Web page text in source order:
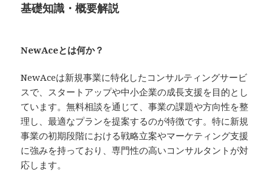
基礎知識・概要解説
NewAceとは何か？
NewAceは新規事業に特化したコンサルティングサービ
スで、スタートアップや中小企業の成長支援を目的とし
ています。無料相談を通じて、事業の課題や方向性を整
理し、最適なプランを提案するのが特徴です。特に新規
事業の初期段階における戦略立案やマーケティング支援
に強みを持っており、専門性の高いコンサルタントが対
応します。